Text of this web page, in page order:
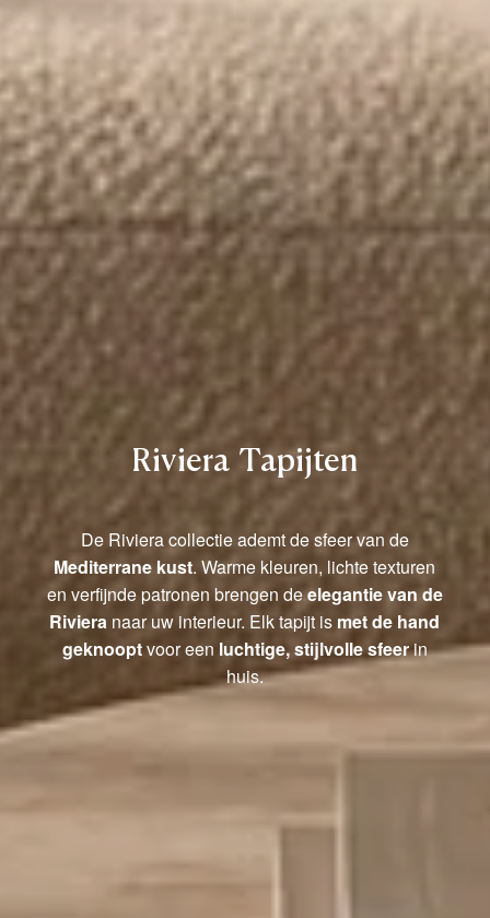
Riviera Tapijten
De Riviera collectie ademt de sfeer van de
Mediterrane kust. Warme kleuren, lichte texturen
en verfijnde patronen brengen deelegantie van de
Riviera naar uw interieur. Elk tapijt is met de hand
geknooptvoor een luchtige, stijlvolle sfeerin
huis.